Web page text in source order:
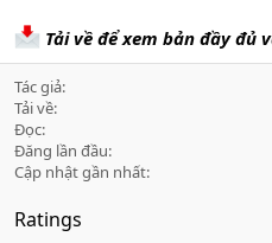
Tải về để xem bản đầy đủ
Tác giả
Tải về
Đọc
Đăng lần đầu
Cập nhật gần nhất
Ratings